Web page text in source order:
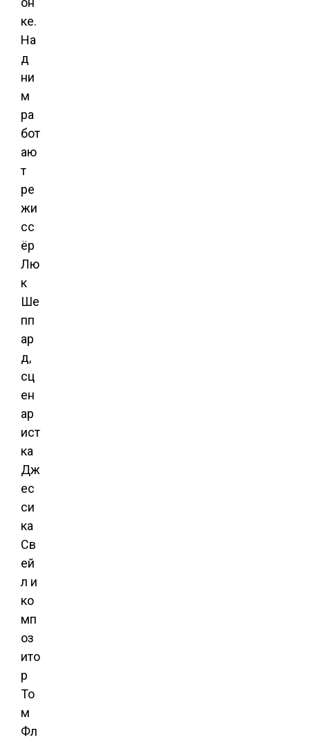
ке.
На
д
ни
м
ра
бот
аю
т
ре
жи
сс
ёр
Лю
к
Ше
пп
ар
д,
сц
ен
ар
ист
ка
Дж
ес
си
ка
Св
ей
л и
ко
мп
оз
ито
р
То
м
Фл